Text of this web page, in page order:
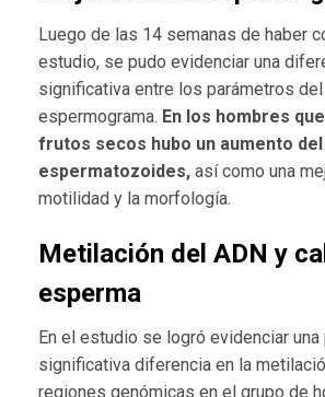
Luego de las 14 semanas de haber
estudio, se pudo evidenciar una
significativa entre los parámetros del
espermograma. En los hombres
frutos secos hubo un aumento
espermatozoides, así como una
motilidad y la morfología.
Metilación del ADN y
esperma
En el estudio se logró evidenciar una
significativa diferencia en la
regiones genómicas en el grupo de